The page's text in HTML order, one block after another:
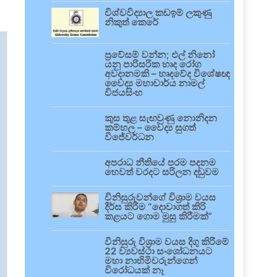
විශ්වවිද්‍යාල කඩඉම් ලකුණු
නිකුත් කෙරේ
ප්‍රවේසම් වන්න; එල් නිනෝ
යනු පාරිසරික හෘද රෝග
අවදානමකි – හෘදවේද විශේෂඥ
වෛද්‍ය මහාචාර්ය නාමල්
විජයසිංහ
කුස තුළ සැඟවුණු නොනිදන
කම්හල – වෛද්‍ය සුගත්
විජේවර්ධන
අපරාධ නීතියේ පරම පදනම
හෙවත් වරදට සරිලන දඬුවම
විනිසුරුවන්ගේ විශ්‍රාම වයස
දීර්ඝ කිරීම “දොවාගත් කිරි
කළයට ගොම මුසු කිරීමක්”
විනිසුරු විශ්‍රාම වයස දිගු කිරීමේ
22 ව්‍යවස්ථා සංශෝධනයට
මහා නාහිමිවරුන්ගෙන්
විරෝධයක් නෑ